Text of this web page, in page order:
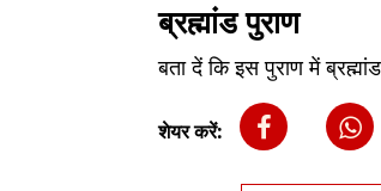
ब्रह्मांड पुराण
बता दें कि इस पुराण में
शेयर करें: